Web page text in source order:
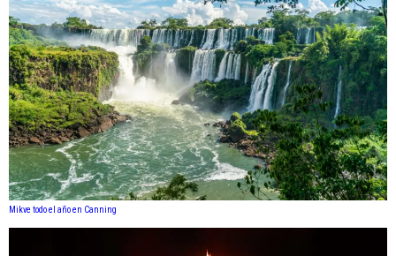
Mikve todo el año en Canning